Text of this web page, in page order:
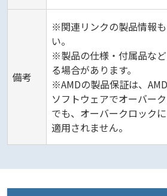
備考
※関連リンクの製品情報
い。
※製品の仕様・付属品な
る場合があります。
※AMDの製品保証は、
ソフトウェアでオーバー
でも、オーバークロック
適用されません。